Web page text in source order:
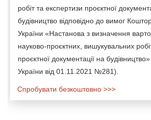
робіт та експертизи проєктної
будівництво відповідно до вимог
України «Настанова з визначення
науково-проєктних, вишукувальних
проєктної документації на
України від 01.11.2021 №281).
Спробувати безкоштовно >>>